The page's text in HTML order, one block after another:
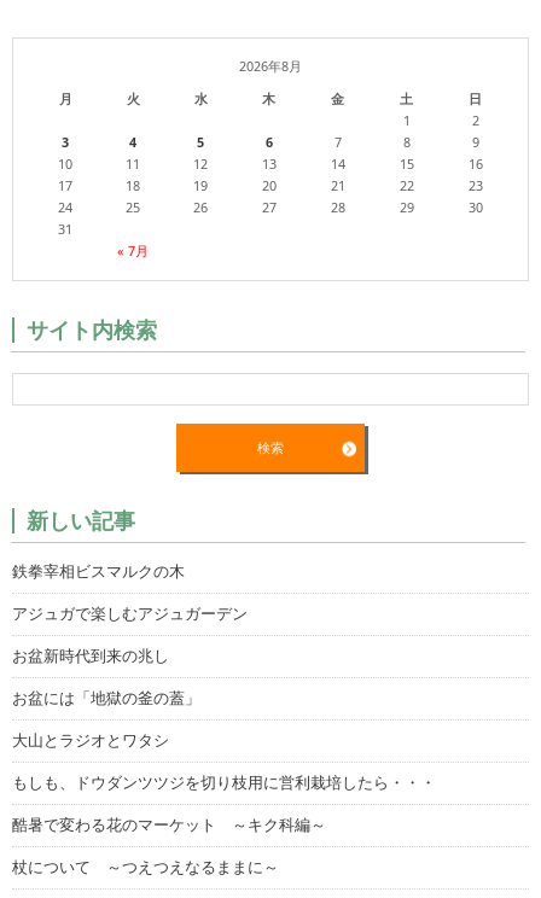
2026年8月
月
火 水 木 金 土 日
« 7月
1
2
3
4 5 6 7 8
9
10
11 12 13 14 15
16
17
18 19 20 21 22
23
24
25 26 27 28 29
30
31
サイト内検索
新しい記事
鉄拳宰相ビスマルクの木
アジュガで楽しむアジュガーデン
お盆新時代到来の兆し
お盆には「地獄の釜の蓋」
大山とラジオとワタシ
もしも、ドウダンツツジを切り枝用に営利栽培したら・・・
酷暑で変わる花のマーケット ～キク科編～
杖について ～つえつえなるままに～